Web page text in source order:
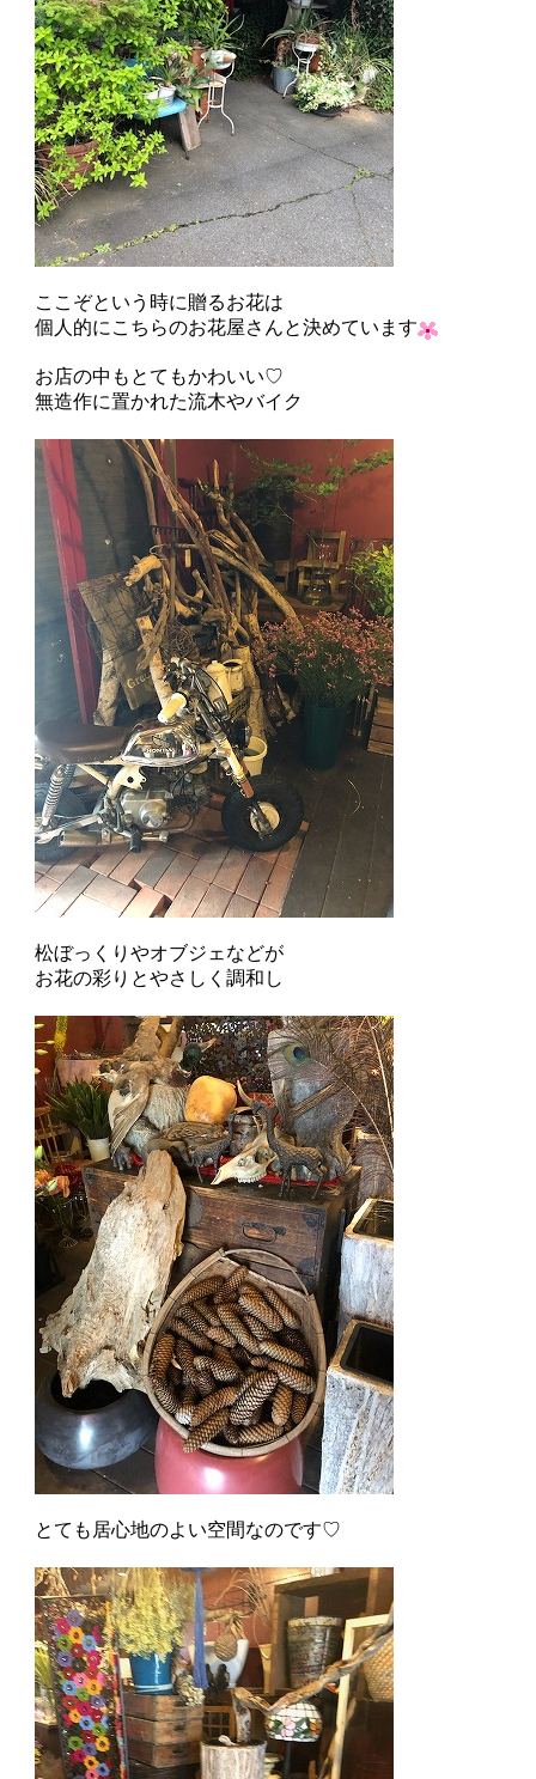
ここぞという時に贈るお花は
個人的にこちらのお花屋さんと決めています
お店の中もとてもかわいい♡
無造作に置かれた流木やバイク
松ぼっくりやオブジェなどが
お花の彩りとやさしく調和し
とても居心地のよい空間なのです♡